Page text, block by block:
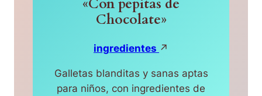
«Con pepitas de
Chocolate»
ingredientes ↗
Galletas blanditas y sanas aptas
para niños, con ingredientes de